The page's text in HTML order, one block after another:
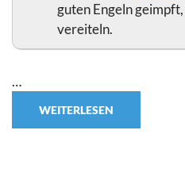
guten Engeln
vereiteln.
…
WEITERLESEN